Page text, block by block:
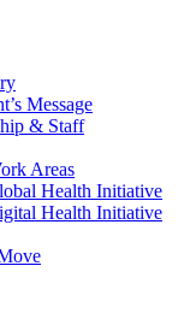
Message
& Staff
Areas
Health Initiative
Health Initiative